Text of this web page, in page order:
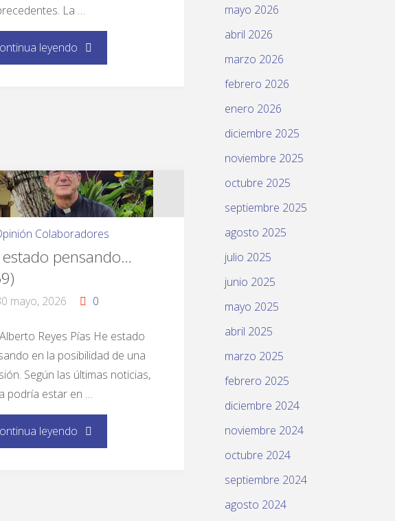
La …
leyendo
Colaboradores
pensando…
mayo, 2026 0
Reyes Pías He estado
en la posibilidad de una
Según las últimas noticias,
podría estar en …
leyendo
mayo 2026
abril 2026
marzo 2026
febrero 2026
enero 2026
diciembre 2025
noviembre 2025
octubre 2025
septiembre 2025
agosto 2025
julio 2025
junio 2025
mayo 2025
abril 2025
marzo 2025
febrero 2025
diciembre 2024
noviembre 2024
octubre 2024
septiembre 2024
agosto 2024